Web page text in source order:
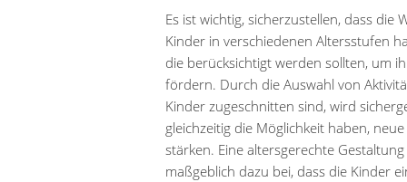
Es ist wichtig, sicherzustellen, dass
Kinder in verschiedenen Altersstufen
die berücksichtigt werden sollten, um
fördern. Durch die Auswahl von
Kinder zugeschnitten sind, wird
gleichzeitig die Möglichkeit haben,
stärken. Eine altersgerechte
maßgeblich dazu bei, dass die Kinder